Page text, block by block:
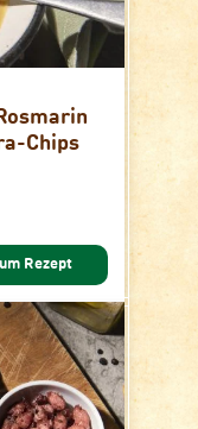
Chips
Rezept